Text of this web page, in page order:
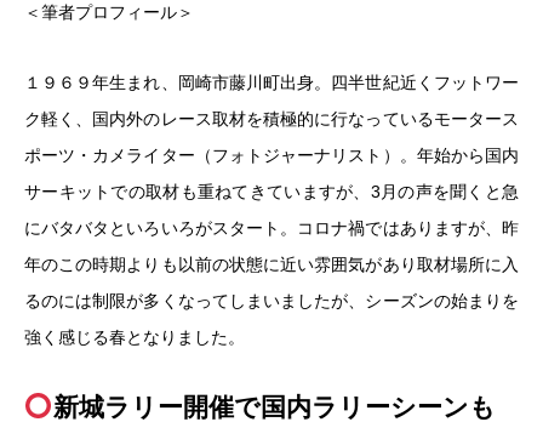
＜筆者プロフィール＞
１９６９年生まれ、岡崎市藤川町出身。四半世紀近くフットワー
ク軽く、国内外のレース取材を積極的に行なっているモータース
ポーツ・カメライター（フォトジャーナリスト）。年始から国内
サーキットでの取材も重ねてきていますが、3月の声を聞くと急
にバタバタといろいろがスタート。コロナ禍ではありますが、昨
年のこの時期よりも以前の状態に近い雰囲気があり取材場所に入
るのには制限が多くなってしまいましたが、シーズンの始まりを
強く感じる春となりました。
新城ラリー開催で国内ラリーシーンも